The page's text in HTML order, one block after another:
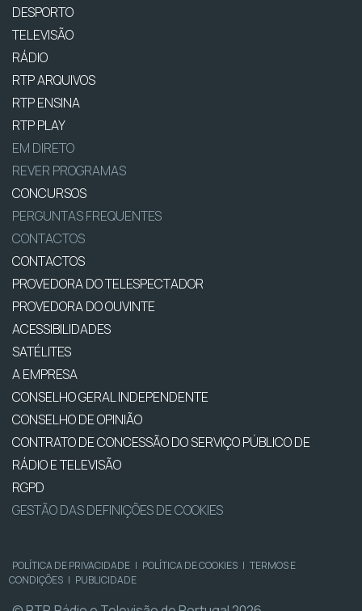
DESPORTO
TELEVISÃO
RÁDIO
RTP ARQUIVOS
RTP ENSINA
RTP PLAY
EM DIRETO
REVER PROGRAMAS
CONCURSOS
PERGUNTAS FREQUENTES
CONTACTOS
CONTACTOS
PROVEDORA DO TELESPECTADOR
PROVEDORA DO OUVINTE
ACESSIBILIDADES
SATÉLITES
A EMPRESA
CONSELHO GERAL INDEPENDENTE
CONSELHO DE OPINIÃO
CONTRATO DE CONCESSÃO DO SERVIÇO PÚBLICO DE
RÁDIO E TELEVISÃO
RGPD
GESTÃO DAS DEFINIÇÕES DE COOKIES
POLÍTICA DE PRIVACIDADE | POLÍTICA DE COOKIES | TERMOS E
CONDIÇÕES | PUBLICIDADE